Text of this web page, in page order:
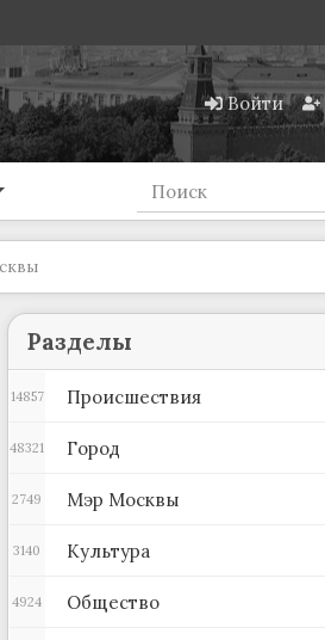
Войти
Разделы
Происшествия
14857
Город
48321
Мэр Москвы
2749
Культура
3140
Общество
4924